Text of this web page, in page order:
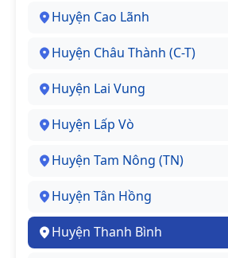
Huyện Cao Lãnh
Huyện Châu Thành (C-T)
Huyện Lai Vung
Huyện Lấp Vò
Huyện Tam Nông (TN)
Huyện Tân Hồng
Huyện Thanh Bình